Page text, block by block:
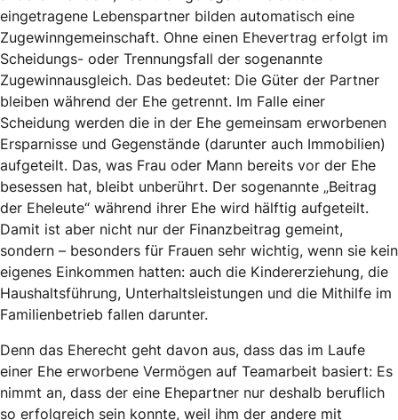
eingetragene Lebenspartner bilden automatisch eine
Zugewinngemeinschaft. Ohne einen Ehevertrag erfolgt im
Scheidungs- oder Trennungsfall der sogenannte
Zugewinnausgleich. Das bedeutet: Die Güter der Partner
bleiben während der Ehe getrennt. Im Falle einer
Scheidung werden die in der Ehe gemeinsam erworbenen
Ersparnisse und Gegenstände (darunter auch Immobilien)
aufgeteilt. Das, was Frau oder Mann bereits vor der Ehe
besessen hat, bleibt unberührt. Der sogenannte „Beitrag
der Eheleute“ während ihrer Ehe wird hälftig aufgeteilt.
Damit ist aber nicht nur der Finanzbeitrag gemeint,
sondern – besonders für Frauen sehr wichtig, wenn sie kein
eigenes Einkommen hatten: auch die Kindererziehung, die
Haushaltsführung, Unterhaltsleistungen und die Mithilfe im
Familienbetrieb fallen darunter.
Denn das Eherecht geht davon aus, dass das im Laufe
einer Ehe erworbene Vermögen auf Teamarbeit basiert: Es
nimmt an, dass der eine Ehepartner nur deshalb beruflich
so erfolgreich sein konnte, weil ihm der andere mit